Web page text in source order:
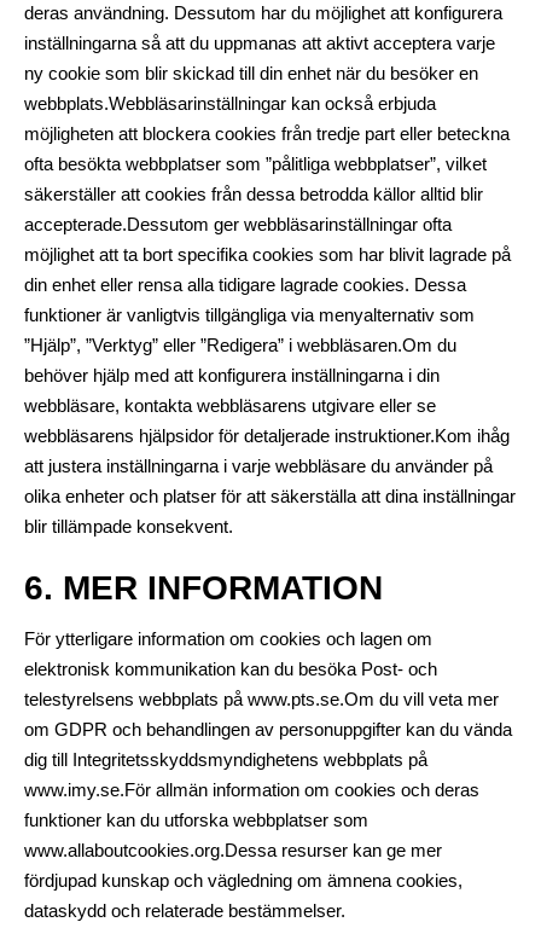
deras användning. Dessutom har du möjlighet att konfigurera
inställningarna så att du uppmanas att aktivt acceptera varje
ny cookie som blir skickad till din enhet när du besöker en
webbplats.Webbläsarinställningar kan också erbjuda
möjligheten att blockera cookies från tredje part eller beteckna
ofta besökta webbplatser som ”pålitliga webbplatser”, vilket
säkerställer att cookies från dessa betrodda källor alltid blir
accepterade.Dessutom ger webbläsarinställningar ofta
möjlighet att ta bort specifika cookies som har blivit lagrade på
din enhet eller rensa alla tidigare lagrade cookies. Dessa
funktioner är vanligtvis tillgängliga via menyalternativ som
”Hjälp”, ”Verktyg” eller ”Redigera” i webbläsaren.Om du
behöver hjälp med att konfigurera inställningarna i din
webbläsare, kontakta webbläsarens utgivare eller se
webbläsarens hjälpsidor för detaljerade instruktioner.Kom ihåg
att justera inställningarna i varje webbläsare du använder på
olika enheter och platser för att säkerställa att dina inställningar
blir tillämpade konsekvent.
6. MER INFORMATION
För ytterligare information om cookies och lagen om
elektronisk kommunikation kan du besöka Post- och
telestyrelsens webbplats på www.pts.se.Om du vill veta mer
om GDPR och behandlingen av personuppgifter kan du vända
dig till Integritetsskyddsmyndighetens webbplats på
www.imy.se.För allmän information om cookies och deras
funktioner kan du utforska webbplatser som
www.allaboutcookies.org.Dessa resurser kan ge mer
fördjupad kunskap och vägledning om ämnena cookies,
dataskydd och relaterade bestämmelser.